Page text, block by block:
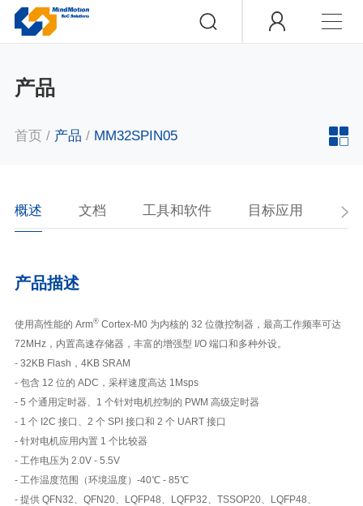
产品
首页 / 产品 / MM32SPIN05
概述 文档 工具和软件 目标应用 产
产品描述
使用高性能的 Arm®Cortex-M0 为内核的 32 位微控制器，最高工作频率可达
72MHz，内置高速存储器，丰富的增强型 I/O 端口和多种外设。
- 32KB Flash，4KB SRAM
- 包含 12 位的 ADC，采样速度高达 1Msps
- 5 个通用定时器、1 个针对电机控制的 PWM 高级定时器
- 1 个 I2C 接口、2 个 SPI 接口和 2 个 UART 接口
- 针对电机应用内置 1 个比较器
- 工作电压为 2.0V - 5.5V
- 工作温度范围（环境温度）-40℃ - 85℃
- 提供 QFN32、QFN20、LQFP48、LQFP32、TSSOP20、LQFP48、